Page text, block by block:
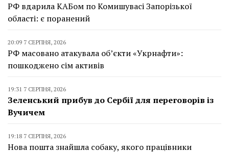
РФ вдарила КАБом по Комишувасі Запорізької
області: є поранений
20:09 7 СЕРПНЯ, 2026
РФ масовано атакувала об’єкти «Укрнафти»:
пошкоджено сім активів
19:31 7 СЕРПНЯ, 2026
Зеленський прибув до Сербії для переговорів із
Вучичем
19:18 7 СЕРПНЯ, 2026
Нова пошта знайшла собаку, якого працівники